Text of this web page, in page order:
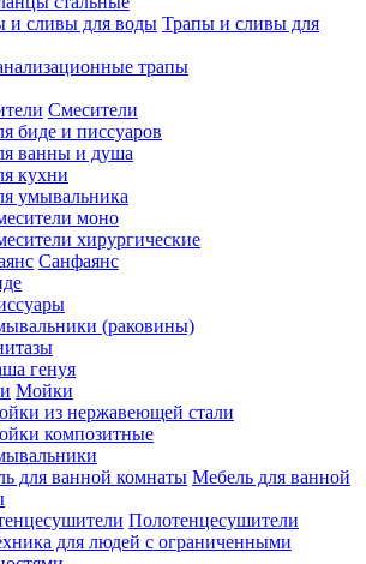
Трапы и сливы для
трапы
Смесители
биде и писсуаров
ванны и душа
кухни
умывальника
моно
хирургические
Санфаянс
(раковины)
генуя
Мойки
из нержавеющей стали
композитные
Мебель для ванной
Полотенцесушители